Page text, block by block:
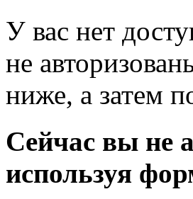
У вас нет
не
ниже, а затем
Сейчас вы не
используя